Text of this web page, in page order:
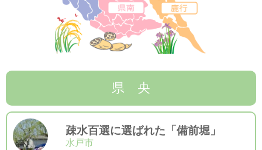
県 央
疎水百選に選ばれた「備前堀」
水戸市